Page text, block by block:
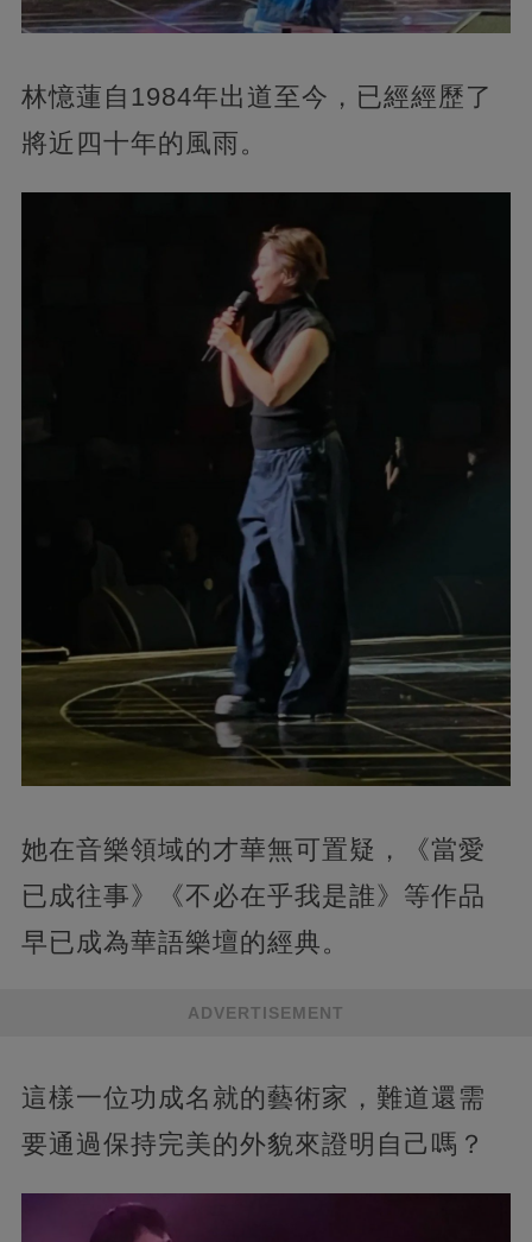
林憶蓮自1984年出道至今，已經經歷了
將近四十年的風雨。
她在音樂領域的才華無可置疑，《當愛
已成往事》《不必在乎我是誰》等作品
早已成為華語樂壇的經典。
ADVERTISEMENT
這樣一位功成名就的藝術家，難道還需
要通過保持完美的外貌來證明自己嗎？